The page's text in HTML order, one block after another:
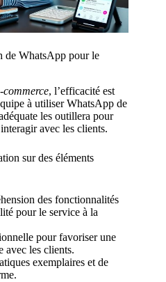
de WhatsApp pour le
commerce, l’efficacité est
à utiliser WhatsApp de
les outillera pour
avec les clients.
sur des éléments
des fonctionnalités
pour le service à la
pour favoriser une
avec les clients.
exemplaires et de